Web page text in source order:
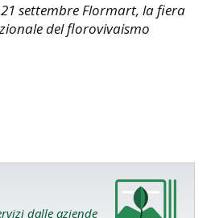
settembre Flormart, la fiera
del florovivaismo
dalle aziende